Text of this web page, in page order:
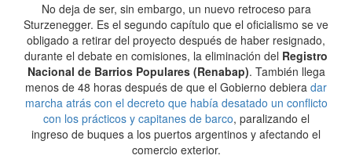
No deja de ser, sin embargo, un nuevo retroceso para
Sturzenegger. Es el segundo capítulo que el oficialismo se ve
obligado a retirar del proyecto después de haber resignado,
durante el debate en comisiones, la eliminación del Registro
Nacional de Barrios Populares (Renabap). También llega
menos de 48 horas después de que el Gobierno debiera dar
marcha atrás con el decreto que había desatado un conflicto
con los prácticos y capitanes de barco, paralizando el
ingreso de buques a los puertos argentinos y afectando el
comercio exterior.